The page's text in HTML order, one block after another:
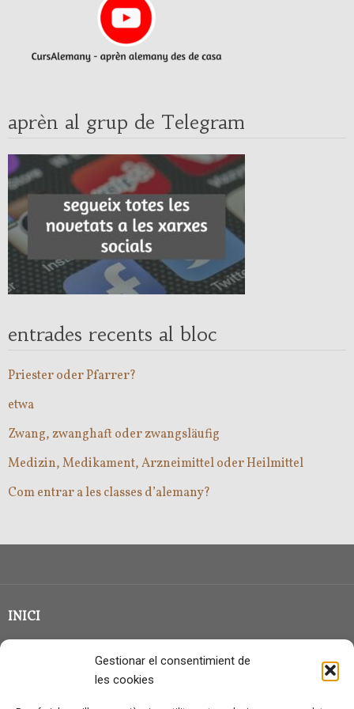
Gestionar el consentimient de
les cookies
aprèn al grup de Telegram
entrades recents al bloc
Priester oder Pfarrer?
etwa
Zwang, zwanghaft oder zwangsläufig
Medizin, Medikament, Arzneimittel oder Heilmittel
Com entrar a les classes d’alemany?
INICI
CLASSE EN GRUP
QUI SOC?